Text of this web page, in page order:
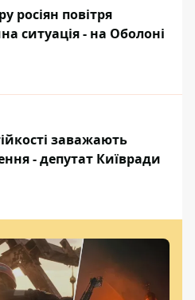
росіян повітря
ситуація - на Оболоні
заважають
- депутат Київради